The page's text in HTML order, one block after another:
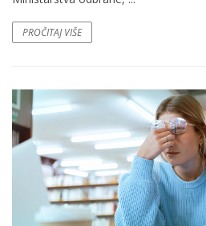
PROČITAJ VIŠE